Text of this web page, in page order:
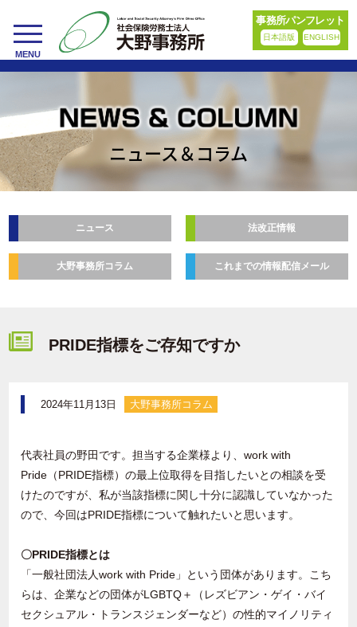
toggle
navigation
MENU
事務所パンフレット
日本語版 ENGLISH
ニュース＆コラム
ニュース 法改正情報
大野事務所コラム これまでの情報配信メール
PRIDE指標をご存知ですか
2024年11月13日 大野事務所コラム
代表社員の野田です。担当する企業様より、work with
Pride （PRIDE指標）の最上位取得を目指したいとの相談を受
けたのですが、私が当該指標に関し十分に認識していなかった
ので、今回はPRIDE指標について触れたいと思います。
〇PRIDE指標とは
「一般社団法人work with Pride 」という団体があります。こち
らは、企業などの団体がLGBTQ＋（レズビアン・ゲイ・バイ
セクシュアル・トランスジェンダーなど）の性的マイノリティ